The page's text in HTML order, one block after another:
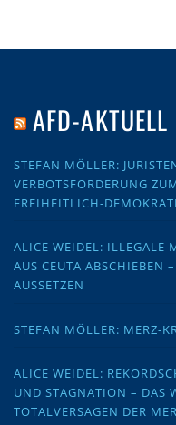
AFD-AKTUELL
STEFAN MÖLLER:
VERBOTSFORDERUNG
FREIHEITLICH-
ALICE WEIDEL: ILLEGALE
AUS CEUTA ABSCHIEBEN
AUSSETZEN
STEFAN MÖLLER: MERZ-
ALICE WEIDEL:
UND STAGNATION – DAS
TOTALVERSAGEN DER